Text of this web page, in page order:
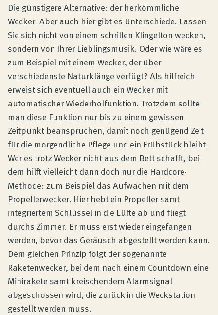
Die günstigere Alternative: der herkömmliche
Wecker. Aber auch hier gibt es Unterschiede. Lassen
Sie sich nicht von einem schrillen Klingelton wecken,
sondern von Ihrer Lieblingsmusik. Oder wie wäre es
zum Beispiel mit einem Wecker, der über
verschiedenste Naturklänge verfügt? Als hilfreich
erweist sich eventuell auch ein Wecker mit
automatischer Wiederholfunktion. Trotzdem sollte
man diese Funktion nur bis zu einem gewissen
Zeitpunkt beanspruchen, damit noch genügend Zeit
für die morgendliche Pflege und ein Frühstück bleibt.
Wer es trotz Wecker nicht aus dem Bett schafft, bei
dem hilft vielleicht dann doch nur die Hardcore-
Methode: zum Beispiel das Aufwachen mit dem
Propellerwecker. Hier hebt ein Propeller samt
integriertem Schlüssel in die Lüfte ab und fliegt
durchs Zimmer. Er muss erst wieder eingefangen
werden, bevor das Geräusch abgestellt werden kann.
Dem gleichen Prinzip folgt der sogenannte
Raketenwecker, bei dem nach einem Countdown eine
Minirakete samt kreischendem Alarmsignal
abgeschossen wird, die zurück in die Weckstation
gestellt werden muss.